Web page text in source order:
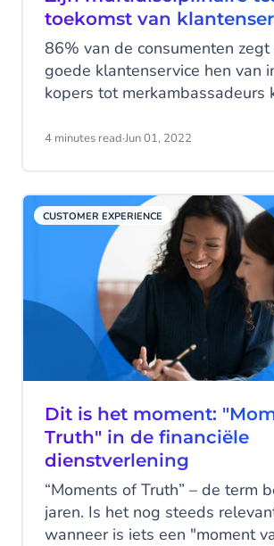
toekomst van
86% van de consumenten
goede klantenservice hen van
kopers tot merkambassadeurs
aandachtspunt is voor elk
teams om de beste
creëren.
4 minutes read·Jun 01, 2022
CUSTOMER EXPERIENCE
Dit is het moment:
Truth" in de financiële
dienstverlening
“Moments of Truth” – de term
jaren. Is het nog steeds
wanneer is iets een "moment